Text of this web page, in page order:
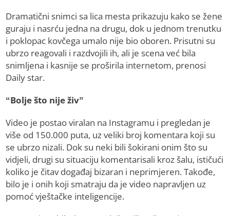
Dramatični snimci sa lica mesta prikazuju kako se žene
guraju i nasrću jedna na drugu, dok u jednom trenutku
i poklopac kovčega umalo nije bio oboren. Prisutni su
ubrzo reagovali i razdvojili ih, ali je scena već bila
snimljena i kasnije se proširila internetom, prenosi
Daily star.
“Bolje što nije živ”
Video je postao viralan na Instagramu i pregledan je
više od 150.000 puta, uz veliki broj komentara koji su
se ubrzo nizali. Dok su neki bili šokirani onim što su
vidjeli, drugi su situaciju komentarisali kroz šalu, ističući
koliko je čitav događaj bizaran i neprimjeren. Takođe,
bilo je i onih koji smatraju da je video napravljen uz
pomoć vještačke inteligencije.